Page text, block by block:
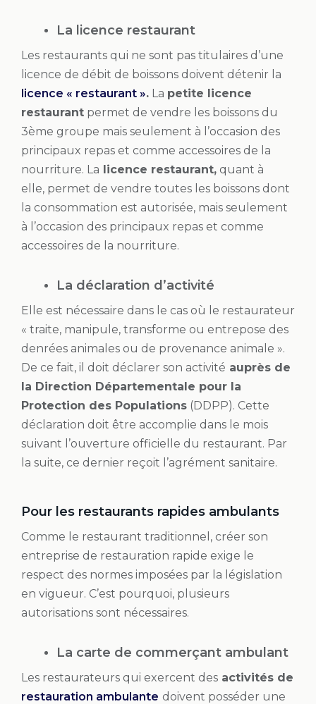
La licence restaurant
Les restaurants qui ne sont pas titulaires d’une
licence de débit de boissons doivent détenir la
licence « restaurant ». La petite licence
restaurant permet de vendre les boissons du
3ème groupe mais seulement à l’occasion des
principaux repas et comme accessoires de la
nourriture. La licence restaurant, quant à
elle, permet de vendre toutes les boissons dont
la consommation est autorisée, mais seulement
à l’occasion des principaux repas et comme
accessoires de la nourriture.
La déclaration d’activité
Elle est nécessaire dans le cas où le restaurateur
« traite, manipule, transforme ou entrepose des
denrées animales ou de provenance animale ».
De ce fait, il doit déclarer son activité auprès de
la Direction Départementale pour la
Protection des Populations (DDPP). Cette
déclaration doit être accomplie dans le mois
suivant l’ouverture officielle du restaurant. Par
la suite, ce dernier reçoit l’agrément sanitaire.
Pour les restaurants rapides ambulants
Comme le restaurant traditionnel, créer son
entreprise de restauration rapide exige le
respect des normes imposées par la législation
en vigueur. C’est pourquoi, plusieurs
autorisations sont nécessaires.
La carte de commerçant ambulant
Les restaurateurs qui exercent des activités de
restauration ambulante doivent posséder une